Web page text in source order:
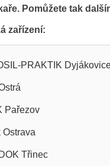
Pomůžete tak
zařízení:
PRAKTIK
Pařezov
Ostrava
Třinec